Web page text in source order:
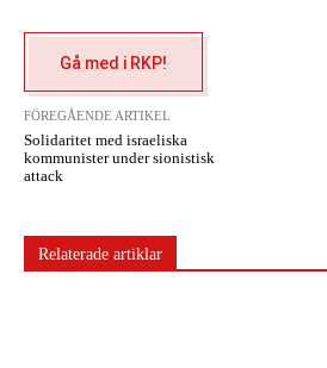
Gå med i RKP!
FÖREGÅENDE ARTIKEL
Solidaritet med israeliska
kommunister under sionistisk
attack
Relaterade artiklar